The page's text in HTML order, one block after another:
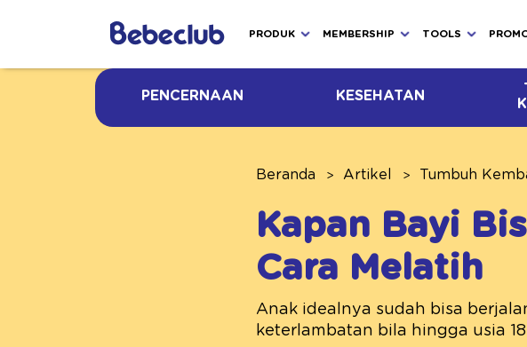
PRODUK MEMBERSHIP TOOLS
PENCERNAAN KESEHATAN
Beranda Artikel Tumbuh
Kapan Bayi
Cara Melatih
Anak idealnya sudah bisa
keterlambatan bila hingga usia